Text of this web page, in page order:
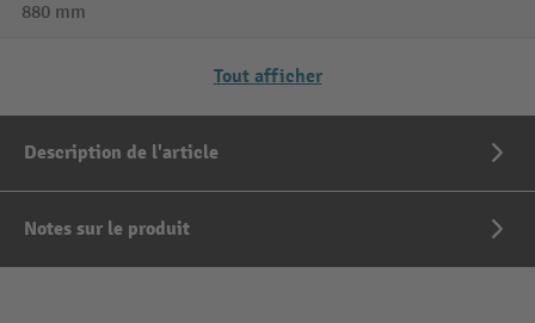
880 mm
Tout afficher
Description de l'article
Notes sur le produit